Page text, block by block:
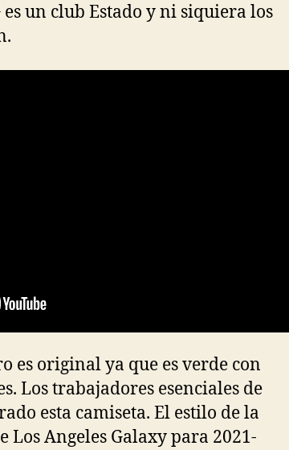
es un club Estado y ni siquiera los
es original ya que es verde con
Los trabajadores esenciales de
esta camiseta. El estilo de la
Los Angeles Galaxy para 2021-